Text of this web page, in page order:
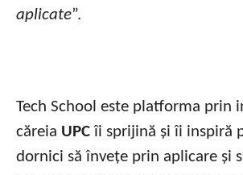
aplicate”.
Tech School este platforma prin
căreia UPCîi sprijină și îi inspiră
dornici să învețe prin aplicare și